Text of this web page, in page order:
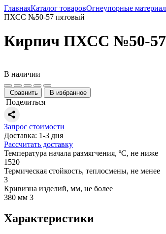
ГлавнаяКаталог товаровОгнеупорные
ПХСС №50-57 пятовый
Кирпич ПХСС №50-57
В наличии
Сравнить В избранное
Поделиться
Запрос стоимости
Доставка: 1-3 дня
Рассчитать доставку
Температура начала размягчения, ºС, не ниже
1520
Термическая стойкость, теплосмены, не менее
3
Кривизна изделий, мм, не более
380 мм 3
Характеристики